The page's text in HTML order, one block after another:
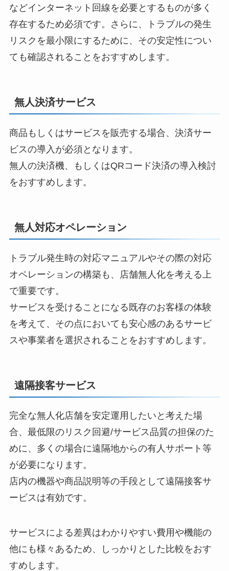
などインターネット回線を必要とするものが多く
存在するため必須です。さらに、トラブルの発生
リスクを最小限にするために、その安定性につい
ても確認されることをおすすめします。
無人決済サービス
商品もしくはサービスを販売する場合、決済サー
ビスの導入が必須となります。
無人の決済機、もしくはQRコード決済の導入検討
をおすすめします。
無人対応オペレーション
トラブル発生時の対応マニュアルやその際の対応
オペレーションの構築も、店舗無人化を考える上
で重要です。
サービスを受けることになる既存のお客様の体験
を考えて、その点においても安心感のあるサービ
スや事業者を選択されることをおすすめします。
遠隔接客サービス
完全な無人化店舗を安定運用したいと考えた場
合、最低限のリスク回避/サービス品質の担保のた
めに、多くの場合に遠隔地からの有人サポート等
が必要になります。
店内の機器や商品説明等の手段として遠隔接客サ
ービスは有効です。
サービスによる差異はわかりやすい費用や機能の
他にも様々あるため、しっかりとした比較をおす
すめします。